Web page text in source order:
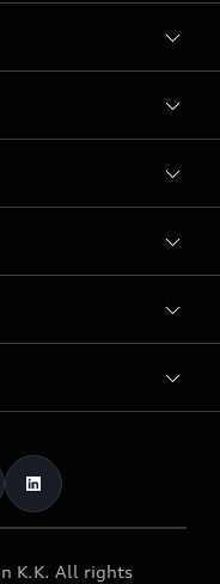
K.K. All rights